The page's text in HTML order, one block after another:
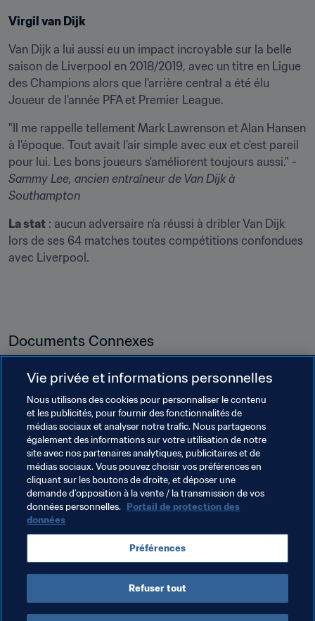
Virgil van Dijk
Van Dijk a lui aussi eu un impact incroyable sur la belle
saison de Liverpool en 2018/2019, avec un titre en Ligue
des Champions alors que l'arrière central a été élu
Joueur de l'année PFA et Premier League.
"Il me rappelle tellement Mark Lawrenson et Alan Hansen
à l'époque. Tout avait l'air simple avec eux et c'est pareil
Sammy Lee, ancien entraîneur de Van Dijk à
Southampton
La stat : aucun adversaire n'a réussi à dribler Van Dijk
lors de ses 64 matches toutes compétitions confondues
avec Liverpool.
Documents Connexes
The Best : panel des votants
(masculin)
PDF
(féminin)
Vie privée et informations personnelles
Nous utilisons des cookies pour personnaliser le contenu
et les publicités, pour fournir des fonctionnalités de
médias sociaux et analyser notre trafic. Nous partageons
également des informations sur votre utilisation de notre
site avec nos partenaires analytiques, publicitaires et de
médias sociaux. Vous pouvez choisir vos préférences en
cliquant sur les boutons de droite, et déposer une
demande d’opposition à la vente / la transmission de vos
données personnelles. Portail de protection des
données
Préférences
Refuser tout